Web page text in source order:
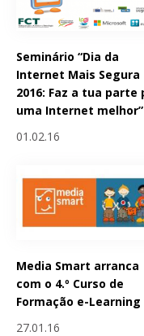
Seminário “Dia da
Internet Mais Segura
2016: Faz a tua parte
uma Internet melhor”
01.02.16
Media Smart arranca
com o 4.º Curso de
Formação e-Learning
27.01.16